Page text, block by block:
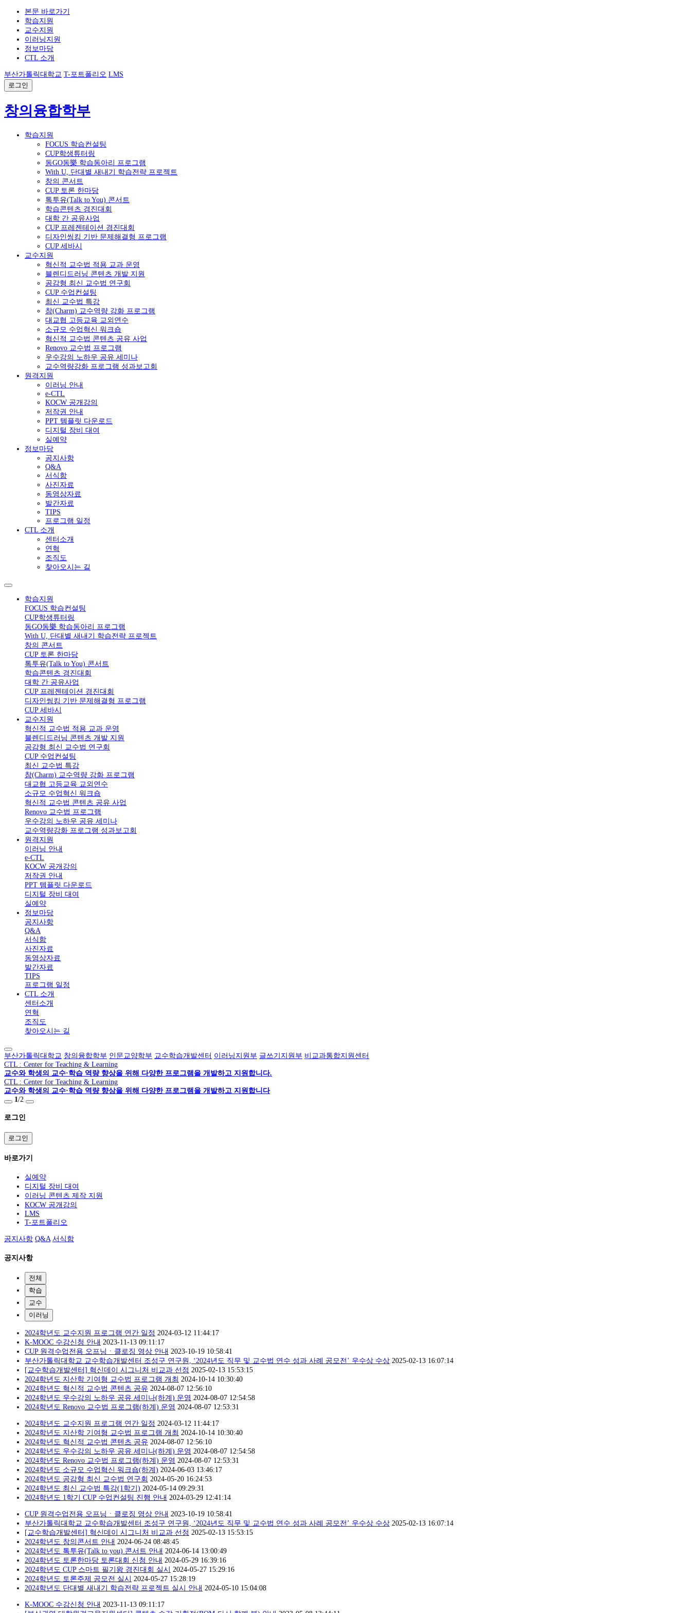
본문 바로가기
학습지원
교수지원
이러닝지원
정보마당
CTL 소개
부산가톨릭대학교 T-포트폴리오 LMS
로그인
창의융합학부
학습지원
FOCUS 학습컨설팅
CUP학생튜터링
동GO동樂 학습동아리 프로그램
With U, 단대별 새내기 학습전략 프로젝트
창의 콘서트
CUP 토론 한마당
톡투유(Talk to You) 콘서트
학습콘텐츠 경진대회
대학 간 공유사업
CUP 프레젠테이션 경진대회
디자인씽킹 기반 문제해결형 프로그램
CUP 세바시
교수지원
혁신적 교수법 적용 교과 운영
블렌디드러닝 콘텐츠 개발 지원
공감형 최신 교수법 연구회
CUP 수업컨설팅
최신 교수법 특강
참(Charm) 교수역량 강화 프로그램
대교협 고등교육 교외연수
소규모 수업혁신 워크숍
혁신적 교수법 콘텐츠 공유 사업
Renovo 교수법 프로그램
우수강의 노하우 공유 세미나
교수역량강화 프로그램 성과보고회
원격지원
이러닝 안내
e-CTL
KOCW 공개강의
저작권 안내
PPT 템플릿 다운로드
디지털 장비 대여
실예약
정보마당
공지사항
Q&A
서식함
사진자료
동영상자료
발간자료
TIPS
프로그램 일정
CTL 소개
센터소개
연혁
조직도
찾아오시는 길
학습지원
FOCUS 학습컨설팅
CUP학생튜터링
동GO동樂 학습동아리 프로그램
With U, 단대별 새내기 학습전략 프로젝트
창의 콘서트
CUP 토론 한마당
톡투유(Talk to You) 콘서트
학습콘텐츠 경진대회
대학 간 공유사업
CUP 프레젠테이션 경진대회
디자인씽킹 기반 문제해결형 프로그램
CUP 세바시
교수지원
혁신적 교수법 적용 교과 운영
블렌디드러닝 콘텐츠 개발 지원
공감형 최신 교수법 연구회
CUP 수업컨설팅
최신 교수법 특강
참(Charm) 교수역량 강화 프로그램
대교협 고등교육 교외연수
소규모 수업혁신 워크숍
혁신적 교수법 콘텐츠 공유 사업
Renovo 교수법 프로그램
우수강의 노하우 공유 세미나
교수역량강화 프로그램 성과보고회
원격지원
이러닝 안내
e-CTL
KOCW 공개강의
저작권 안내
PPT 템플릿 다운로드
디지털 장비 대여
실예약
정보마당
공지사항
Q&A
서식함
사진자료
동영상자료
발간자료
TIPS
프로그램 일정
CTL 소개
센터소개
연혁
조직도
찾아오시는 길
부산가톨릭대학교 창의융합학부 인문교양학부 교수학습개발센터 이러닝지원부 글쓰기지원부 비교과통합지원센터
CTL : Center for Teaching & Learning
교수와 학생의 교수·학습 역량 향상을 위해 다양한 프로그램을 개발하고 지원합니다.
CTL : Center for Teaching & Learning
교수와 학생의 교수·학습 역량 향상을 위해 다양한 프로그램을 개발하고 지원합니다
1/2
로그인
로그인
바로가기
실예약
디지털 장비 대여
이러닝 콘텐츠 제작 지원
KOCW 공개강의
LMS
T-포트폴리오
공지사항 Q&A 서식함
공지사항
전체
학습
교수
이러닝
2024학년도 교수지원 프로그램 연간 일정 2024-03-12 11:44:17
K-MOOC 수강신청 안내 2023-11-13 09:11:17
CUP 원격수업전용 오프닝ㆍ클로징 영상 안내 2023-10-19 10:58:41
부산가톨릭대학교 교수학습개발센터 조성구 연구원, ‘2024년도 직무 및 교수법 연수 성과 사례 공모전’ 우수상 수상 2025-02-13 16:07:14
[교수학습개발센터] 혁신데이 시그니처 비교과 선정 2025-02-13 15:53:15
2024학년도 지산학 기여형 교수법 프로그램 개최 2024-10-14 10:30:40
2024학년도 혁신적 교수법 콘텐츠 공유 2024-08-07 12:56:10
2024학년도 우수강의 노하우 공유 세미나(하계) 운영 2024-08-07 12:54:58
2024학년도 Renovo 교수법 프로그램(하계) 운영 2024-08-07 12:53:31
2024학년도 교수지원 프로그램 연간 일정 2024-03-12 11:44:17
2024학년도 지산학 기여형 교수법 프로그램 개최 2024-10-14 10:30:40
2024학년도 혁신적 교수법 콘텐츠 공유 2024-08-07 12:56:10
2024학년도 우수강의 노하우 공유 세미나(하계) 운영 2024-08-07 12:54:58
2024학년도 Renovo 교수법 프로그램(하계) 운영 2024-08-07 12:53:31
2024학년도 소규모 수업혁신 워크숍(하계) 2024-06-03 13:46:17
2024학년도 공감형 최신 교수법 연구회 2024-05-20 16:24:53
2024학년도 최신 교수법 특강(1학기) 2024-05-14 09:29:31
2024학년도 1학기 CUP 수업컨설팅 진행 안내 2024-03-29 12:41:14
CUP 원격수업전용 오프닝ㆍ클로징 영상 안내 2023-10-19 10:58:41
부산가톨릭대학교 교수학습개발센터 조성구 연구원, ‘2024년도 직무 및 교수법 연수 성과 사례 공모전’ 우수상 수상 2025-02-13 16:07:14
[교수학습개발센터] 혁신데이 시그니처 비교과 선정 2025-02-13 15:53:15
2024학년도 창의콘서트 안내 2024-06-24 08:48:45
2024학년도 톡투유(Talk to you) 콘서트 안내 2024-06-14 13:00:49
2024학년도 토론한마당 토론대회 신청 안내 2024-05-29 16:39:16
2024학년도 CUP 스마트 필기왕 경진대회 실시
2024-05-27 15:29:16
2024학년도 토론주제 공모전 실시
2024-05-27 15:28:19
2024학년도 단대별 새내기 학습전략 프로젝트 실시 안내 2024-05-10 15:04:08
K-MOOC 수강신청 안내 2023-11-13 09:11:17